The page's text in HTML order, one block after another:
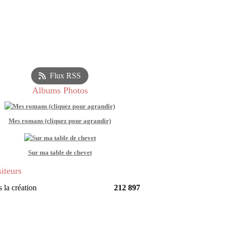
Flux RSS
Albums Photos
Mes romans (cliquez pour agrandir)
Sur ma table de chevet
la création 212 897